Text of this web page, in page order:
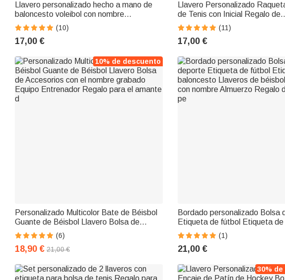
Llavero personalizado hecho a mano de
baloncesto voleibol con nombre
Cumpleaños Vuelta al cole Regalo para
amante del deporte Entrenador Equipo
(10)
17,00 €
Llavero Personalizado
de Tenis con Inicial Regalo de
Cumpleaños para Amante de
Jugadores de Tenis
(11)
17,00 €
10% de descuento
Personalizado Multicolor Bate de Béisbol
Guante de Béisbol Llavero Bolsa de
Accesorios con el nombre grabado Equipo
Entrenador Regalo para el amante d
(6)
18,90 € 21,00 €
Bordado personalizado Bolsa
Etiqueta de fútbol Etiqueta
Llaveros de béisbol Etiquetas
Almuerzo Regalo de equipo pe
(1)
21,00 €
30%